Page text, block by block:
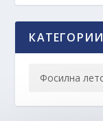
КАТЕГОРИИ